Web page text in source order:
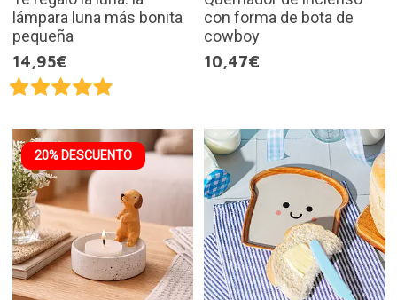
lámpara luna más bonita
pequeña
14,95€
con forma de bota de
cowboy
10,47€
20% DESCUENTO